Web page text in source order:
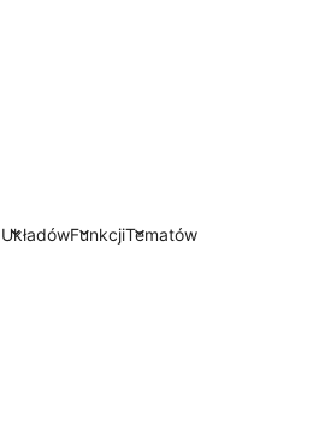
UkładówFunkcjiTematów